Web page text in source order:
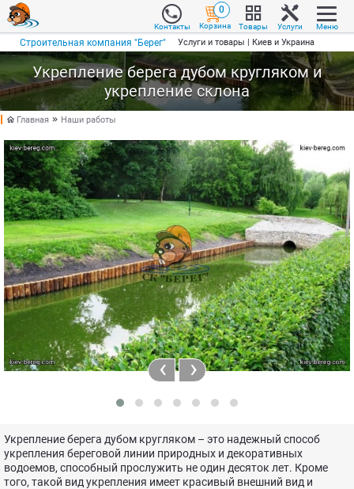
Строительная компания "Берег" Услуги и товары | Киев и Украина
Контакты
0
Корзина Товары Услуги Меню
Укрепление берега дубом кругляком и
укрепление склона
Главная Наши работы
‹ ›
Укрепление берега дубом кругляком – это надежный способ
укрепления береговой линии природных и декоративных
водоемов, способный прослужить не один десяток лет. Кроме
того, такой вид укрепления имеет красивый внешний вид и